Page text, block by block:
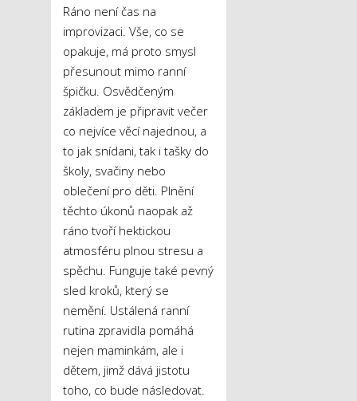
Ráno není čas na
improvizaci. Vše, co se
opakuje, má proto smysl
přesunout mimo ranní
špičku. Osvědčeným
základem je připravit večer
co nejvíce věcí najednou, a
to jak snídani, tak i tašky do
školy, svačiny nebo
oblečení pro děti. Plnění
těchto úkonů naopak až
ráno tvoří hektickou
atmosféru plnou stresu a
spěchu. Funguje také pevný
sled kroků, který se
nemění. Ustálená ranní
rutina zpravidla pomáhá
nejen maminkám, ale i
dětem, jimž dává jistotu
toho, co bude následovat.